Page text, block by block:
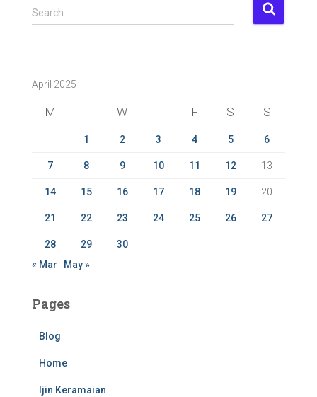
S
e
h
Search …
April 2025
M T W T F S S
1 2 3 4 5 6
7 8 9 10 11 12 13
14 15 16 17 18 19 20
21 22 23 24 25 26 27
28 29
30
« Mar
May »
Pages
Blog
Home
Ijin Keramaian